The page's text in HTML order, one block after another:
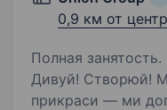
0,9 км от
Полная занятость. SRIBNA KRAINA — Міксуй!
Дивуй! Створюй!
прикраси — ми